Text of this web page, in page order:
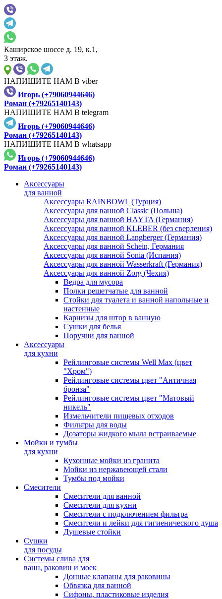
Каширское шоссе д. 19, к.1,
3 этаж.
НАПИШИТЕ НАМ В viber
Игорь (+79060944646)
Роман (+79265140143)
НАПИШИТЕ НАМ В telegram
Игорь (+79060944646)
Роман (+79265140143)
НАПИШИТЕ НАМ В whatsapp
Игорь (+79060944646)
Роман (+79265140143)
Аксессуары
для ванной
Аксессуары RAINBOWL (Турция)
Аксессуары для ванной Classic (Польша)
Аксессуары для ванной HAYTA (Германия)
Аксессуары для ванной KLEBER (без сверления)
Аксессуары для ванной Langberger (Германия)
Аксессуары для ванной Schein, Германия
Аксессуары для ванной Sonia (Испания)
Аксессуары для ванной Wasserkraft (Германия)
Аксессуары для ванной Zorg (Чехия)
Ведра для мусора
Полки решетчатые для ванной
Стойки для туалета и ванной напольные и
настенные
Карнизы для штор в ванную
Сушки для белья
Поручни для ванной
Аксессуары
для кухни
Рейлинговые системы Well Max (цвет
"Хром")
Рейлинговые системы цвет "Античная
бронза"
Рейлинговые системы цвет "Матовый
никель"
Измельчители пищевых отходов
Фильтры для воды
Дозаторы жидкого мыла встраиваемые
Мойки и тумбы
для кухни
Кухонные мойки из гранита
Мойки из нержавеющей стали
Тумбы под мойки
Смесители
Смесители для ванной
Смесители для кухни
Смесители с подключением фильтра
Cмесители и лейки для гигиенического душа
Душевые стойки
Сушки
для посуды
Системы слива для
ванн, раковин и моек
Донные клапаны для раковины
Обвязка для ванной
Сифоны, пластиковые изделия